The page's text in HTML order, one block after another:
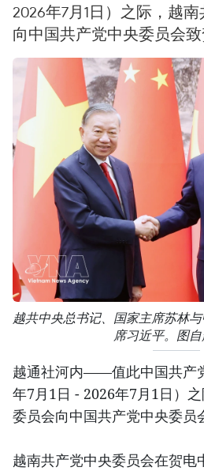
2026年7月1日）之际，越
向中国共产党中央委员会致
越共中央总书记、国家主席苏林
席习近平。图
越通社河内——值此中国共产
年7月1日 - 2026年7月1日）
委员会向中国共产党中央委员
越南共产党中央委员会在贺电